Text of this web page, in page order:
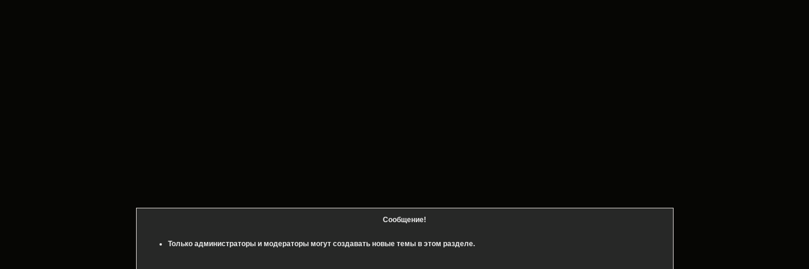
Сообщение!
Только администраторы и модераторы могут создавать новые темы в этом разделе.